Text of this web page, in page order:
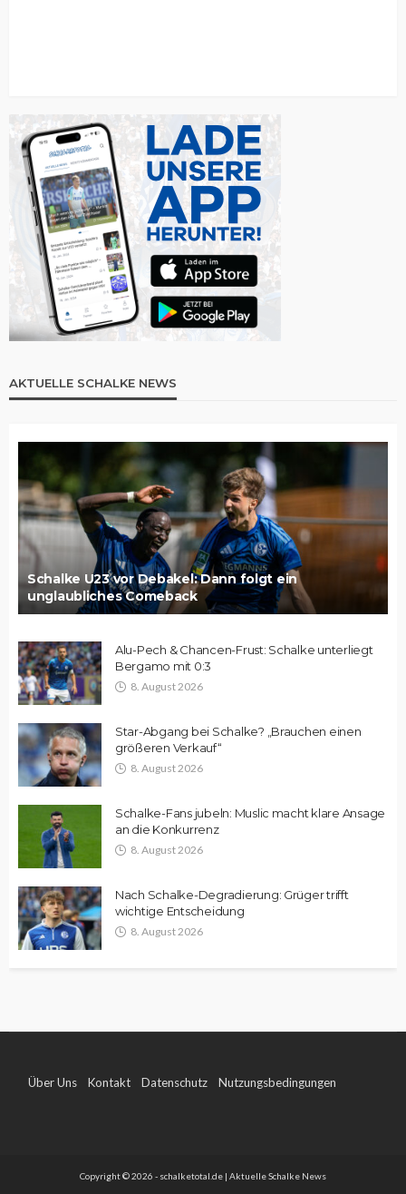
AKTUELLE SCHALKE NEWS
Schalke U23 vor Debakel: Dann folgt ein
unglaubliches Comeback
Alu-Pech & Chancen-Frust: Schalke unterliegt
Bergamo mit 0:3
8. August 2026
Star-Abgang bei Schalke? „Brauchen einen
größeren Verkauf“
8. August 2026
Schalke-Fans jubeln: Muslic macht klare Ansage
an die Konkurrenz
8. August 2026
Nach Schalke-Degradierung: Grüger trifft
wichtige Entscheidung
8. August 2026
Über Uns Kontakt Datenschutz Nutzungsbedingungen
Copyright © 2026 - schalketotal.de | Aktuelle Schalke News